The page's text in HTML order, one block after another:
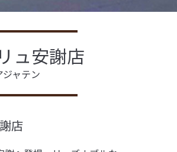
ュ安謝店
ャテン
店